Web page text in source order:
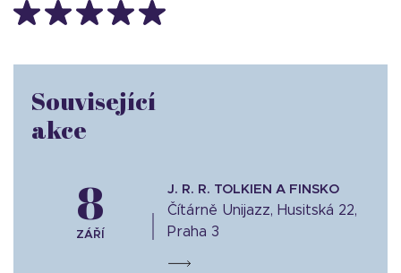
Související
akce
8
ZÁŘÍ
J. R. R. TOLKIEN A FINSKO
Čítárně Unijazz, Husitská 22,
Praha 3